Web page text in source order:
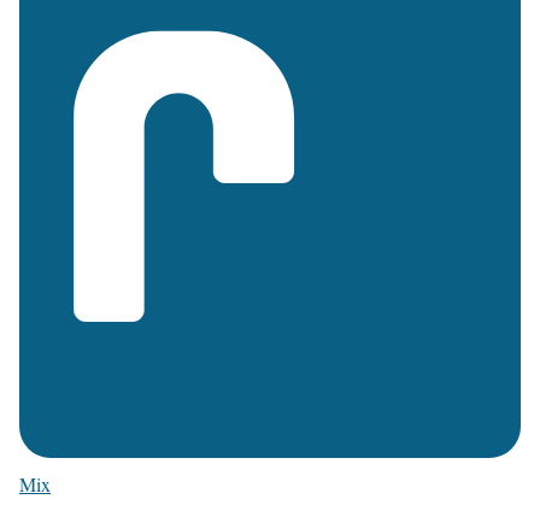
Mix